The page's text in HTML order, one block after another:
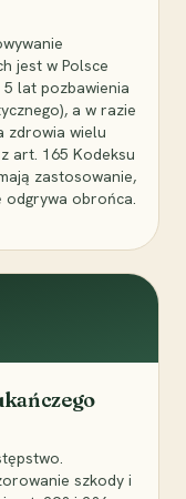
jest w Polsce
lat pozbawienia
a w razie
zdrowia wielu
art. 165 Kodeksu
zastosowanie,
odgrywa obrońca.
szkody i